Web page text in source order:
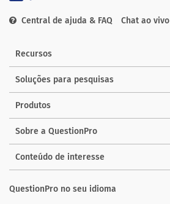
Central de ajuda & FAQ Chat ao vivo
Recursos
Soluções para pesquisas
Produtos
Sobre a QuestionPro
Conteúdo de interesse
QuestionPro no seu idioma